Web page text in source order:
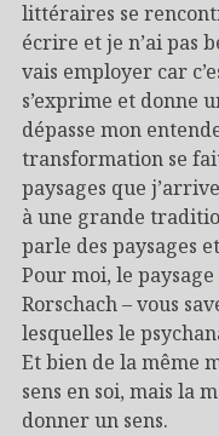
littéraires se
écrire et je n’ai pas
vais employer car
s’exprime et donne
dépasse mon
transformation se fait
paysages que
à une grande
parle des paysages
Pour moi, le
Rorschach – vous
lesquelles le
Et bien de la même
sens en soi, mais la
donner un sens.